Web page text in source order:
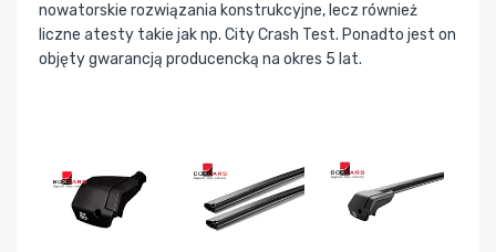
nowatorskie rozwiązania konstrukcyjne, lecz również
liczne atesty takie jak np. City Crash Test. Ponadto jest on
objęty gwarancją producencką na okres 5 lat.